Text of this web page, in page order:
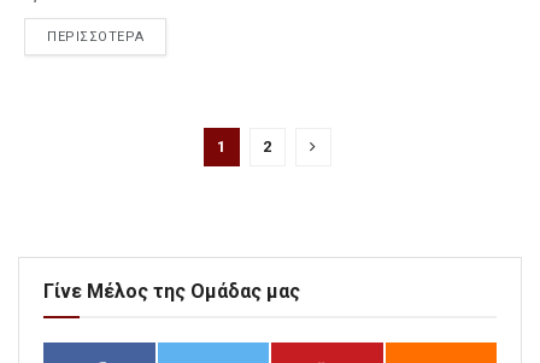
ΠΕΡΙΣΣΟΤΕΡΑ
1 2
Γίνε Μέλος της Ομάδας μας